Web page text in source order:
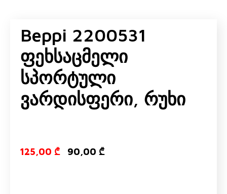
Beppi 2200531
Ფეხსაცმელი
Სპორტული
Ვარდისფერი, Რუხი
125,00 ₾ Original price
90,00 ₾Current